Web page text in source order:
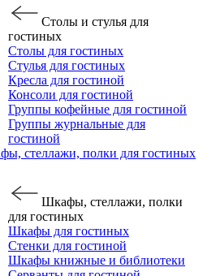
Столы и стулья для
гостиных
Столы для гостиных
Стулья для гостиных
Кресла для гостиной
Консоли для гостиной
Группы кофейные для гостиной
Группы журнальные для
гостиной
стеллажи, полки для гостиных
Шкафы, стеллажи, полки
для гостиных
Шкафы для гостиных
Стенки для гостиной
Шкафы книжные и библиотеки